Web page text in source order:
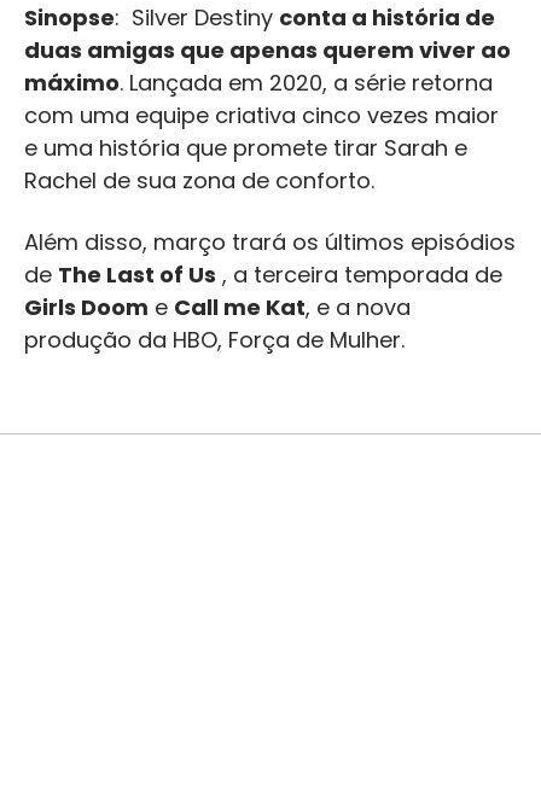
Sinopse: Silver Destiny conta a história de
duas amigas que apenas querem viver ao
máximo. Lançada em 2020, a série retorna
com uma equipe criativa cinco vezes maior
e uma história que promete tirar Sarah e
Rachel de sua zona de conforto.
Além disso, março trará os últimos episódios
de The Last of Us , a terceira temporada de
Girls Doom e Call me Kat, e a nova
produção da HBO, Força de Mulher.